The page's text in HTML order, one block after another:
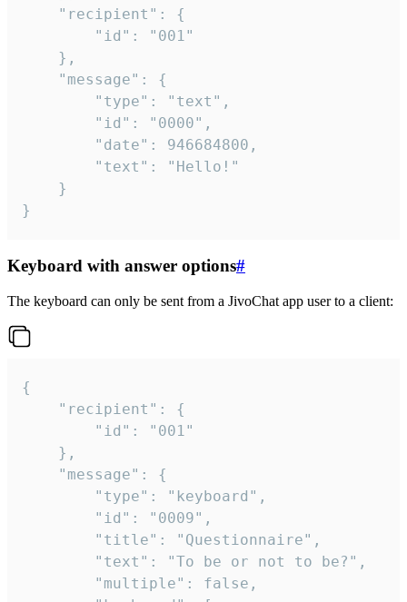
}
Keyboard with answer options#
The keyboard can only be sent from a JivoChat app user to a client:
{